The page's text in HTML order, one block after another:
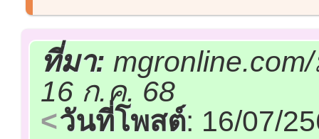
ที่มา:
16 ก.ค. 68
วันที่โพสต์: 16/07/